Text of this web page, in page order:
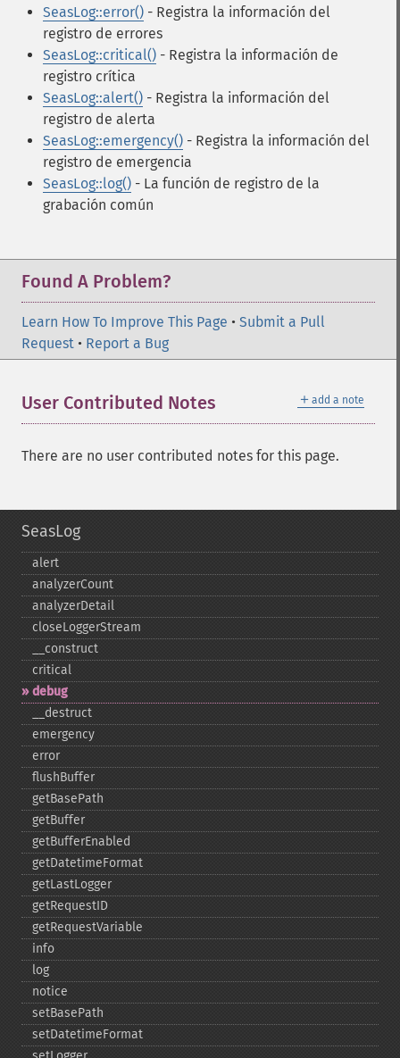
SeasLog::error() - Registra la información del
registro de errores
SeasLog::critical() - Registra la información de
registro crítica
SeasLog::alert() - Registra la información del
registro de alerta
SeasLog::emergency() - Registra la información del
registro de emergencia
SeasLog::log() - La función de registro de la
grabación común
Found A Problem?
Learn How To Improve This Page • Submit a Pull
Request • Report a Bug
＋ add a note
User Contributed Notes
There are no user contributed notes for this page.
SeasLog
alert
analyzerCount
analyzerDetail
closeLoggerStream
_​_​construct
critical
debug
_​_​destruct
emergency
error
flushBuffer
getBasePath
getBuffer
getBufferEnabled
getDatetimeFormat
getLastLogger
getRequestID
getRequestVariable
info
log
notice
setBasePath
setDatetimeFormat